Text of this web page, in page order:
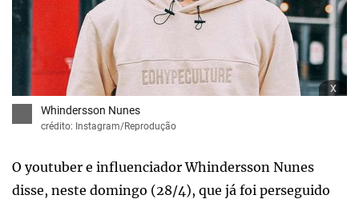
x
Whindersson Nunes
crédito: Instagram/Reprodução
O youtuber e influenciador Whindersson Nunes
disse, neste domingo (28/4), que já foi perseguido